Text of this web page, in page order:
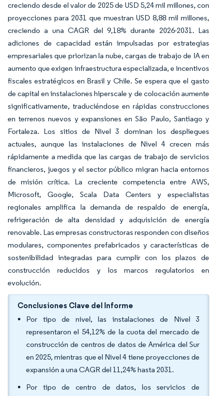
creciendo desde el valor de 2025 de USD 5,24 mil millones, con
proyecciones para 2031 que muestran USD 8,88 mil millones,
creciendo a una CAGR del 9,18% durante 2026-2031. Las
adiciones de capacidad están impulsadas por estrategias
empresariales que priorizan la nube, cargas de trabajo de IA en
aumento que exigen infraestructura especializada, e incentivos
fiscales estratégicos en Brasil y Chile. Se espera que el gasto
de capital en instalaciones hiperscale y de colocación aumente
significativamente, traduciéndose en rápidas construcciones
en terrenos nuevos y expansiones en São Paulo, Santiago y
Fortaleza. Los sitios de Nivel 3 dominan los despliegues
actuales, aunque las instalaciones de Nivel 4 crecen más
rápidamente a medida que las cargas de trabajo de servicios
financieros, juegos y el sector público migran hacia entornos
de misión crítica. La creciente competencia entre AWS,
Microsoft, Google, Scala Data Centers y especialistas
regionales amplifica la demanda de respaldo de energía,
refrigeración de alta densidad y adquisición de energía
renovable. Las empresas constructoras responden con diseños
modulares, componentes prefabricados y características de
sostenibilidad integradas para cumplir con los plazos de
construcción reducidos y los marcos regulatorios en
evolución.
Conclusiones Clave del Informe
Por tipo de nivel, las instalaciones de Nivel 3
representaron el 54,12% de la cuota del mercado de
construcción de centros de datos de América del Sur
en 2025, mientras que el Nivel 4 tiene proyecciones de
expansión a una CAGR del 11,24% hasta 2031.
Por tipo de centro de datos, los servicios de